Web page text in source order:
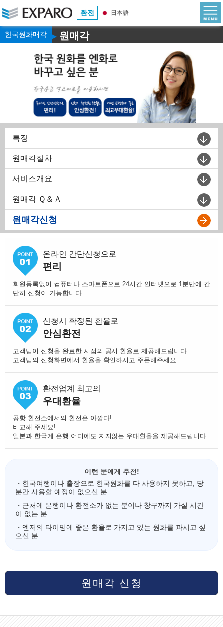
환전 日本語
한국원화매각 ▶원매각
특징
원매각절차
서비스개요
원매각 Ｑ＆Ａ
원매각신청
온라인 간단신청으로
편리
회원등록없이 컴퓨터나 스마트폰으로 24시간 인터넷으로 1분만에 간
단히 신청이 가능합니다.
신청시 확정된 환율로
안심환전
고객님이 신청을 완료한 시점의 공시 환율로 제공해드립니다.
고객님의 신청화면에서 환율을 확인하시고 주문해주세요.
환전업계 최고의
우대환율
공항 환전소에서의 환전은 아깝다!
비교해 주세요!
일본과 한국계 은행 어디에도 지지않는 우대환율을 제공해드립니다.
이런 분에게 추천!
・한국여행이나 출장으로 한국원화를 다 사용하지 못하고, 당
분간 사용할 예정이 없으신 분
・근처에 은행이나 환전소가 없는 분이나 창구까지 가실 시간
이 없는 분
・엔저의 타이밍에 좋은 환율로 가지고 있는 원화를 파시고 싶
으신 분
원매각 신청